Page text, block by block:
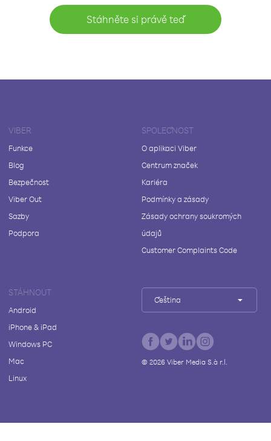
Stáhněte si právě teď
VIBER
Funkce
Blog
Bezpečnost
Viber Out
Sazby
Podpora
SPOLEČNOST
O aplikaci Viber
Centrum značek
Kariéra
Podmínky a zásady
Zásady ochrany soukromých
údajů
Customer Complaints Code
STÁHNOUT
Android
iPhone & iPad
Windows PC
Mac
Linux
Čeština
© 2026Viber Media S.à r.l.